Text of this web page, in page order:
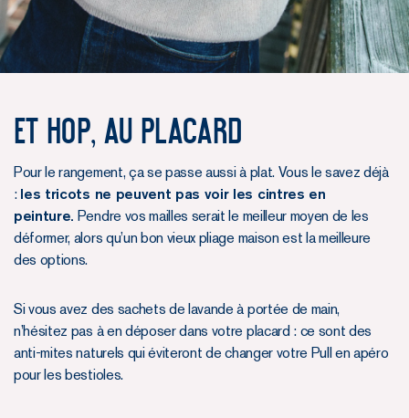
Et hop, au placard
Pour le rangement, ça se passe aussi à plat. Vous le savez déjà
: les tricots ne peuvent pas voir les cintres en
peinture. Pendre vos mailles serait le meilleur moyen de les
déformer, alors qu’un bon vieux pliage maison est la meilleure
des options.
Si vous avez des sachets de lavande à portée de main,
n’hésitez pas à en déposer dans votre placard : ce sont des
anti-mites naturels qui éviteront de changer votre Pull en apéro
pour les bestioles.